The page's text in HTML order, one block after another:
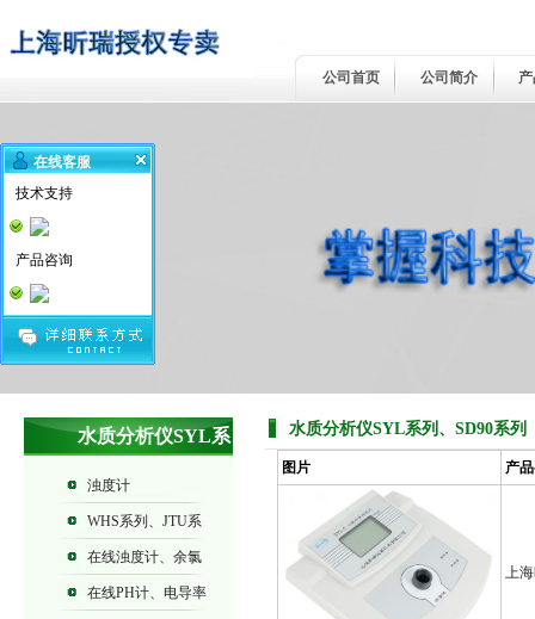
公司首页 公司简介
水质分析仪SYL系
列、SD90系列
浊度计
WHS系列、JTU系
列浊度计在线浊度计、余氯
在线PH计、电导率
水质分析仪SYL系列、SD90系列
图片 产
上
在线客服
技术支持
产品咨询